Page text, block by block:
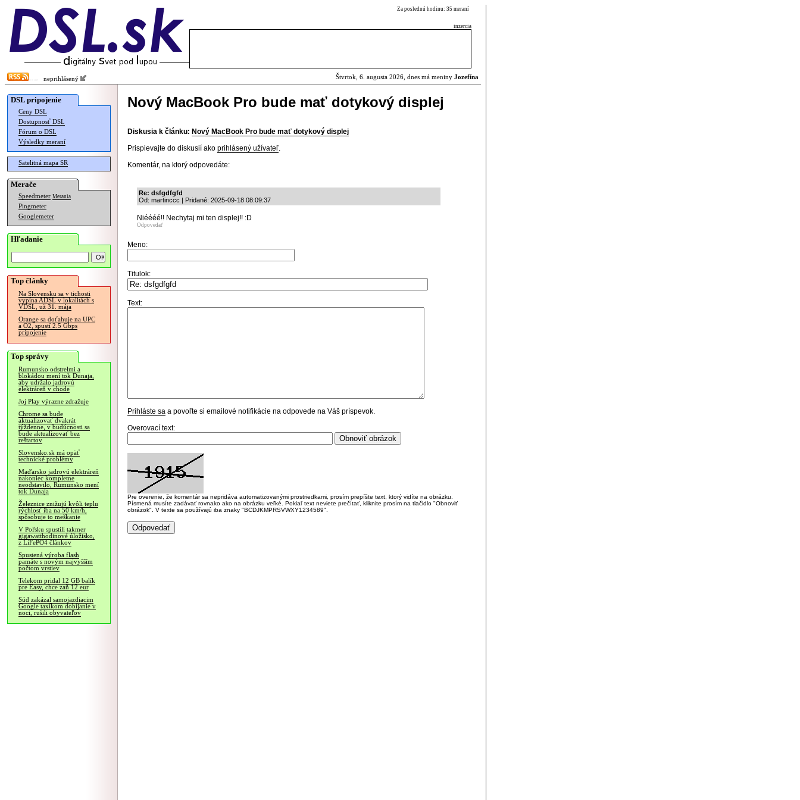
Za poslednú hodinu: 35 meraní
inzercia
neprihlásený Štvrtok, 6. augusta 2026, dnes má meniny Jozefína
DSL pripojenie
Ceny DSL
Dostupnosť DSL
Fórum o DSL
Výsledky meraní
Satelitná mapa SR
Merače
Speedmeter Merania
Pingmeter
Googlemeter
Hľadanie
Top články
Na Slovensku sa v tichosti
vypína ADSL v lokalitách s
VDSL, už 31. mája
Orange sa doťahuje na UPC
a O2, spustí 2.5 Gbps
pripojenie
Top správy
Rumunsko odstrelmi a
blokádou mení tok Dunaja,
aby udržalo jadrovú
elektráreň v chode
Joj Play výrazne zdražuje
Chrome sa bude
aktualizovať dvakrát
týždenne, v budúcnosti sa
bude aktualizovať bez
reštartov
Slovensko.sk má opäť
technické problémy
Maďarsko jadrovú elektráreň
nakoniec kompletne
neodstavilo, Rumunsko mení
tok Dunaja
Železnice znižujú kvôli teplu
rýchlosť iba na 50 km/h,
spôsobuje to meškanie
V Poľsku spustili takmer
gigawatthodinové úložisko,
z LiFePO4 článkov
Spustená výroba flash
pamäte s novým najvyšším
počtom vrstiev
Telekom pridal 12 GB balík
pre Easy, chce zaň 12 eur
Súd zakázal samojazdiacim
Google taxíkom dobíjanie v
noci, rušili obyvateľov
Nový MacBook Pro bude mať dotykový displej
Diskusia k článku: Nový MacBook Pro bude mať dotykový displej
Prispievajte do diskusií ako prihlásený užívateľ.
Komentár, na ktorý odpovedáte:
Re: dsfgdfgfd
Od: martinccc | Pridané: 2025-09-18 08:09:37
Niéééé!! Nechytaj mi ten displej!! :D
Odpovedať
Meno:
Titulok:
Text:
Prihláste sa a povoľte si emailové notifikácie na odpovede na Váš príspevok.
Overovací text:
Pre overenie, že komentár sa nepridáva automatizovanými prostriedkami, prosím prepíšte text, ktorý vidíte na obrázku.
Písmená musíte zadávať rovnako ako na obrázku veľké. Pokiaľ text neviete prečítať, kliknite prosím na tlačidlo "Obnoviť
obrázok". V texte sa používajú iba znaky "BCDJKMPRSVWXY1234589".